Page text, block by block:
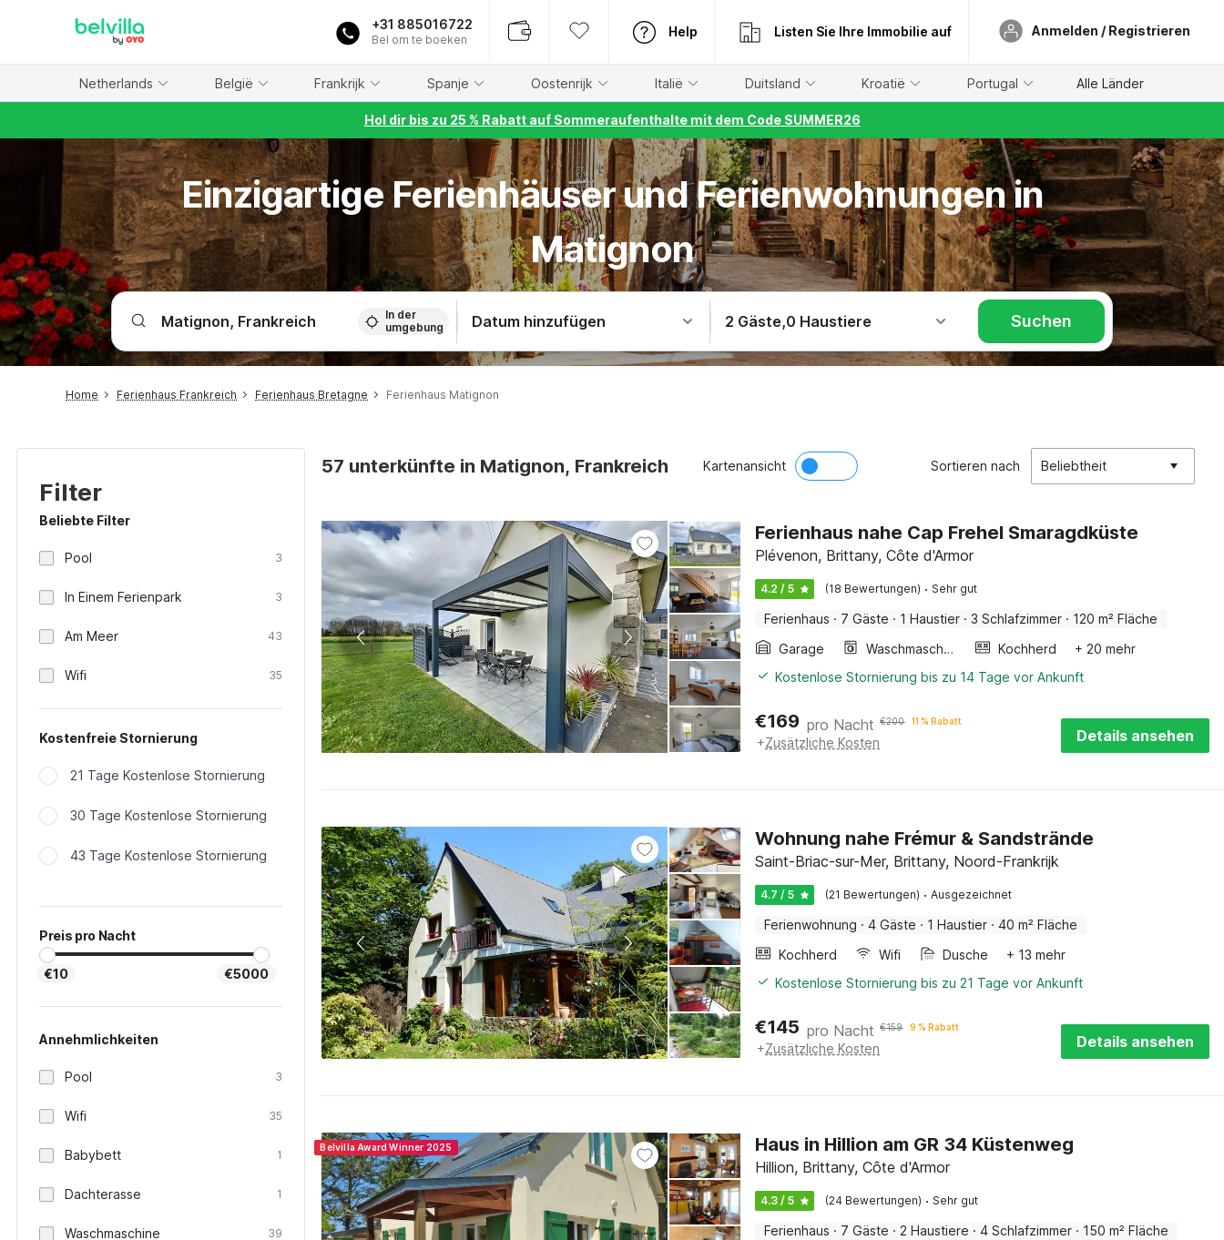
+31 885016722
Bel om te boeken
Help Listen Sie Ihre Immobilie auf Anmelden / Registrieren
Netherlands België Frankrijk Spanje Oostenrijk Italië Duitsland Kroatië Portugal Alle Länder
Hol dir bis zu 25 % Rabatt auf Sommeraufenthalte mit dem Code SUMMER26
Einzigartige Ferienhäuser und Ferienwohnungen in
Matignon
In der
umgebung
Datum hinzufügen 2 Gäste,0 Haustiere Suchen
Home Ferienhaus Frankreich Ferienhaus Bretagne Ferienhaus Matignon
Filter
Beliebte Filter
Pool 3
In Einem Ferienpark 3
Am Meer 43
Wifi 35
Kostenfreie Stornierung
21 Tage Kostenlose Stornierung
30 Tage Kostenlose Stornierung
43 Tage Kostenlose Stornierung
Preis pro Nacht
€10 €5000
Annehmlichkeiten
Pool 3
Wifi 35
Babybett 1
Dachterasse 1
Waschmaschine 39
57 unterkünfte in Matignon, Frankreich Kartenansicht Sortieren nach Beliebtheit
Ferienhaus nahe Cap Frehel Smaragdküste
Plévenon, Brittany, Côte d'Armor
4.2 / 5 (18 Bewertungen) · Sehr gut
Ferienhaus · 7 Gäste · 1 Haustier · 3 Schlafzimmer · 120 m² Fläche
Garage
Waschmaschine Kochherd
+ 20 mehr
Kostenlose Stornierung bis zu 14 Tage vor Ankunft
€169 pro Nacht €200 11 % Rabatt
+Zusätzliche Kosten Details ansehen
Wohnung nahe Frémur & Sandstrände
Saint-Briac-sur-Mer, Brittany, Noord-Frankrijk
4.7 / 5 (21 Bewertungen) · Ausgezeichnet
Ferienwohnung · 4 Gäste · 1 Haustier · 40 m² Fläche
Kochherd
Wifi Dusche
+ 13 mehr
Kostenlose Stornierung bis zu 21 Tage vor Ankunft
€145 pro Nacht €159 9 % Rabatt
+Zusätzliche Kosten Details ansehen
Belvilla Award Winner 2025 Haus in Hillion am GR 34 Küstenweg
Hillion, Brittany, Côte d'Armor
4.3 / 5 (24 Bewertungen) · Sehr gut
Ferienhaus · 7 Gäste · 2 Haustiere · 4 Schlafzimmer · 150 m² Fläche